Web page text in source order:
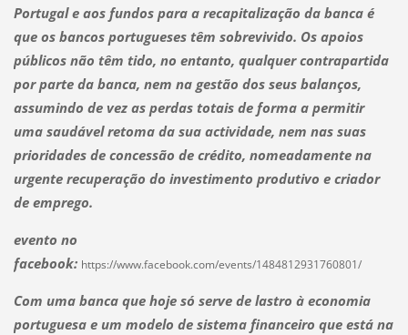
Portugal e aos fundos para a recapitalização da banca é
que os bancos portugueses têm sobrevivido. Os apoios
públicos não têm tido, no entanto, qualquer contrapartida
por parte da banca, nem na gestão dos seus balanços,
assumindo de vez as perdas totais de forma a permitir
uma saudável retoma da sua actividade, nem nas suas
prioridades de concessão de crédito, nomeadamente na
urgente recuperação do investimento produtivo e criador
de emprego.
evento no
facebook: https://www.facebook.com/events/1484812931760801/
Com uma banca que hoje só serve de lastro à economia
portuguesa e um modelo de sistema financeiro que está na